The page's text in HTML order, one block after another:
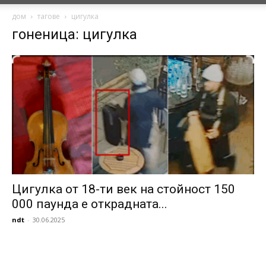
дом тагове цигулка
гоненица: цигулка
Цигулка от 18-ти век на стойност 150
000 паунда е открадната...
ndt - 30.06.2025